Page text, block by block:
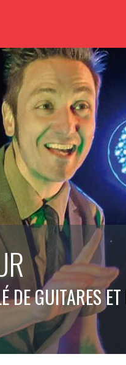
DE GUITARES